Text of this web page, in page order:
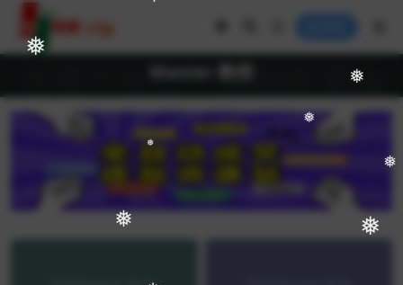
❅
❅
❅
❅
❅
❅
Master 教程